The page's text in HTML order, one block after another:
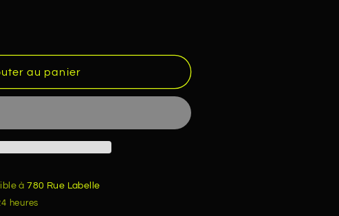
au panier
à780 Rue Labelle
heures